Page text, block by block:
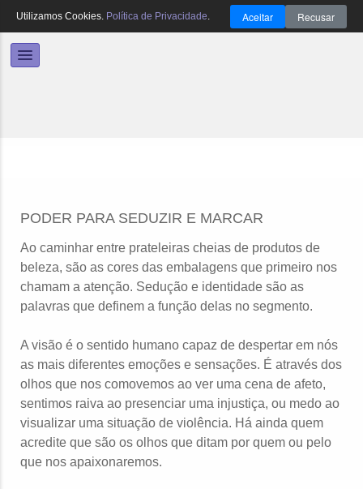
PODER PARA SEDUZIR E MARCAR
Ao caminhar entre prateleiras cheias de produtos de
beleza, são as cores das embalagens que primeiro nos
chamam a atenção. Sedução e identidade são as
palavras que definem a função delas no segmento.
A visão é o sentido humano capaz de despertar em nós
as mais diferentes emoções e sensações. É através dos
olhos que nos comovemos ao ver uma cena de afeto,
sentimos raiva ao presenciar uma injustiça, ou medo ao
visualizar uma situação de violência. Há ainda quem
acredite que são os olhos que ditam por quem ou pelo
que nos apaixonaremos.
Utilizamos Cookies. Política de Privacidade. Aceitar Recusar